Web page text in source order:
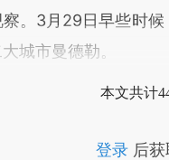
。3月29日早些时
城市曼德勒。
本文共计
登录后获